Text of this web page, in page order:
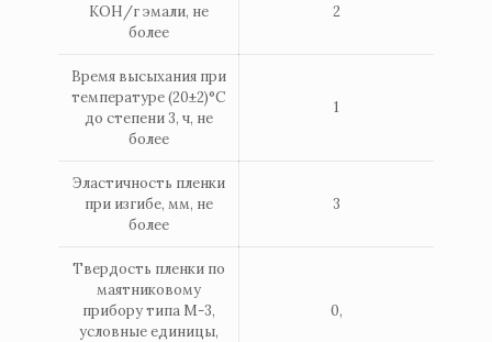
КОН/г эмали, не
более
2
Время высыхания при
температуре (20±2)°С
до степени 3, ч, не
более
1
Эластичность пленки
при изгибе, мм, не
более
3
Твердость пленки по
маятниковому
прибору типа М-3,
условные единицы,
0,